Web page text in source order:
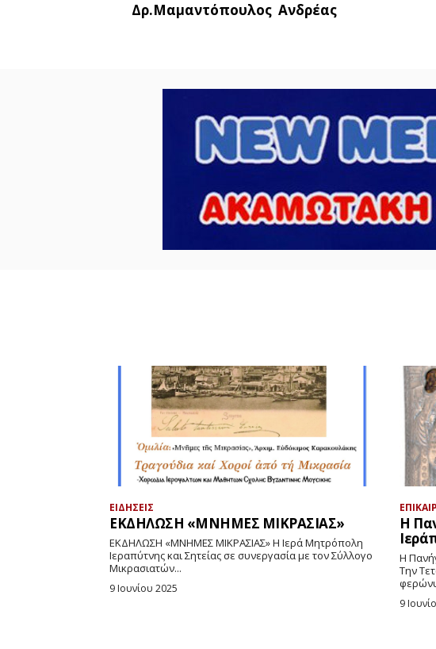
Δρ.Μαμαντόπουλος Ανδρέας
ΕΙΔΗΣΕΙΣ
ΕΚΔΗΛΩΣΗ «ΜΝΗΜΕΣ ΜΙΚΡΑΣΙΑΣ»
ΕΚΔΗΛΩΣΗ «ΜΝΗΜΕΣ ΜΙΚΡΑΣΙΑΣ» Η Ιερά Μητρόπολη
Ιεραπύτνης και Σητείας σε συνεργασία με τον Σύλλογο
Μικρασιατών...
9 Ιουνίου 2025
Η
Η
Την
9